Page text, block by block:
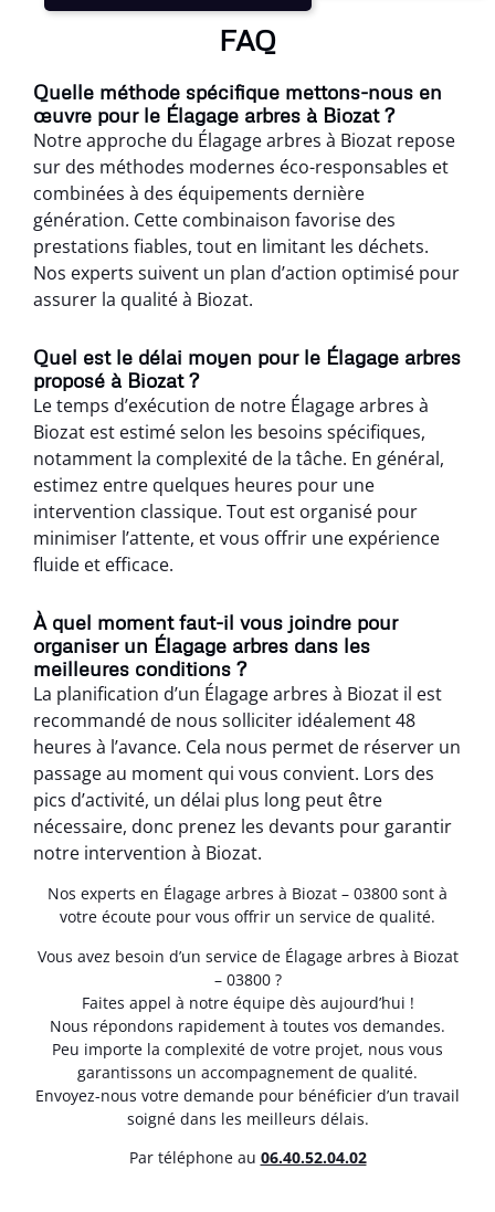
FAQ
Quelle méthode spécifique mettons-nous en
œuvre pour le Élagage arbres à Biozat ?
Notre approche du Élagage arbres à Biozat repose
sur des méthodes modernes éco-responsables et
combinées à des équipements dernière
génération. Cette combinaison favorise des
prestations fiables, tout en limitant les déchets.
Nos experts suivent un plan d’action optimisé pour
assurer la qualité à Biozat.
Quel est le délai moyen pour le Élagage arbres
proposé à Biozat ?
Le temps d’exécution de notre Élagage arbres à
Biozat est estimé selon les besoins spécifiques,
notamment la complexité de la tâche. En général,
estimez entre quelques heures pour une
intervention classique. Tout est organisé pour
minimiser l’attente, et vous offrir une expérience
fluide et efficace.
À quel moment faut-il vous joindre pour
organiser un Élagage arbres dans les
meilleures conditions ?
La planification d’un Élagage arbres à Biozat il est
recommandé de nous solliciter idéalement 48
heures à l’avance. Cela nous permet de réserver un
passage au moment qui vous convient. Lors des
pics d’activité, un délai plus long peut être
nécessaire, donc prenez les devants pour garantir
notre intervention à Biozat.
Nos experts en Élagage arbres à Biozat – 03800 sont à
votre écoute pour vous offrir un service de qualité.
Vous avez besoin d’un service de Élagage arbres à Biozat
– 03800 ?
Faites appel à notre équipe dès aujourd’hui !
Nous répondons rapidement à toutes vos demandes.
Peu importe la complexité de votre projet, nous vous
garantissons un accompagnement de qualité.
Envoyez-nous votre demande pour bénéficier d’un travail
soigné dans les meilleurs délais.
Par téléphone au 06.40.52.04.02